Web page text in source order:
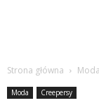
Strona główna Moda
Moda Creepersy